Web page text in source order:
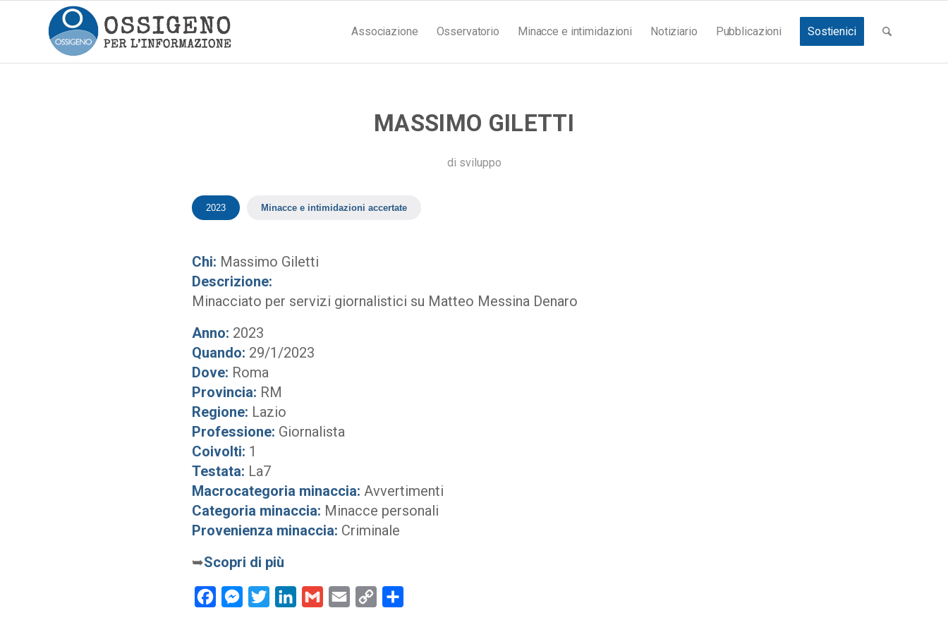
Associazione Osservatorio Minacce e intimidazioni Notiziario Pubblicazioni Sostienici
MASSIMO GILETTI
di sviluppo
2023 Minacce e intimidazioni accertate
Chi: Massimo Giletti
Descrizione:
Minacciato per servizi giornalistici su Matteo Messina Denaro
Anno: 2023
Quando: 29/1/2023
Dove: Roma
Provincia: RM
Regione: Lazio
Professione: Giornalista
Coivolti: 1
Testata: La7
Macrocategoria minaccia: Avvertimenti
Categoria minaccia: Minacce personali
Provenienza minaccia: Criminale
➥Scopri di più
FacebookMessenger
Twitter LinkedInGmail Email
Copy